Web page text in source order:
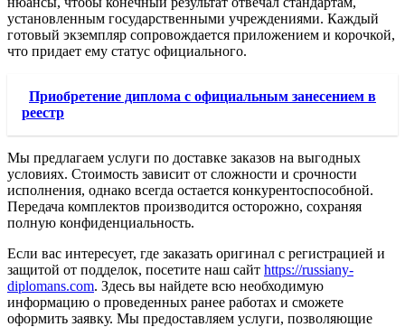
установленным государственными учреждениями. Каждый
готовый экземпляр сопровождается приложением и корочкой,
что придает ему статус официального.
Приобретение диплома с официальным занесением в
реестр
Мы предлагаем услуги по доставке заказов на выгодных
условиях. Стоимость зависит от сложности и срочности
исполнения, однако всегда остается конкурентоспособной.
Передача комплектов производится осторожно, сохраняя
полную конфиденциальность.
Если вас интересует, где заказать оригинал с регистрацией и
защитой от подделок, посетите наш сайт https://russiany-
diplomans.com. Здесь вы найдете всю необходимую
информацию о проведенных ранее работах и сможете
оформить заявку. Мы предоставляем услуги, позволяющие